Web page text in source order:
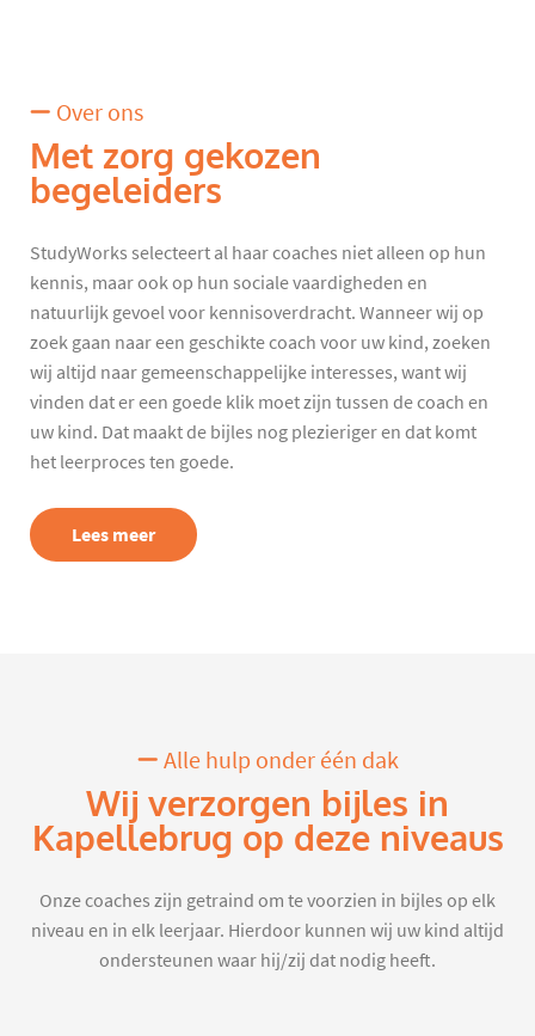
Over ons
Met zorg gekozen
begeleiders
StudyWorks selecteert al haar coaches niet alleen op hun
kennis, maar ook op hun sociale vaardigheden en
natuurlijk gevoel voor kennisoverdracht. Wanneer wij op
zoek gaan naar een geschikte coach voor uw kind, zoeken
wij altijd naar gemeenschappelijke interesses, want wij
vinden dat er een goede klik moet zijn tussen de coach en
uw kind. Dat maakt de bijles nog plezieriger en dat komt
het leerproces ten goede.
Lees meer
Alle hulp onder één dak
Wij verzorgen bijles in
Kapellebrug op deze niveaus
Onze coaches zijn getraind om te voorzien in bijles op elk
niveau en in elk leerjaar. Hierdoor kunnen wij uw kind altijd
ondersteunen waar hij/zij dat nodig heeft.